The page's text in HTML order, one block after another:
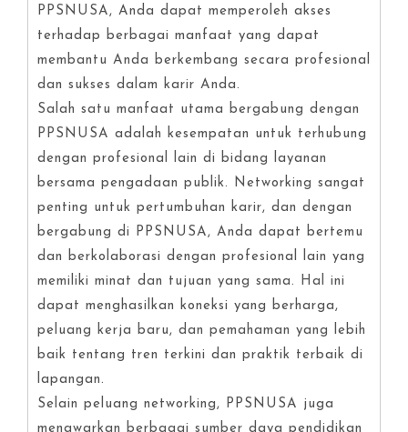
PPSNUSA, Anda dapat memperoleh akses
terhadap berbagai manfaat yang dapat
membantu Anda berkembang secara profesional
dan sukses dalam karir Anda.
Salah satu manfaat utama bergabung dengan
PPSNUSA adalah kesempatan untuk terhubung
dengan profesional lain di bidang layanan
bersama pengadaan publik. Networking sangat
penting untuk pertumbuhan karir, dan dengan
bergabung di PPSNUSA, Anda dapat bertemu
dan berkolaborasi dengan profesional lain yang
memiliki minat dan tujuan yang sama. Hal ini
dapat menghasilkan koneksi yang berharga,
peluang kerja baru, dan pemahaman yang lebih
baik tentang tren terkini dan praktik terbaik di
lapangan.
Selain peluang networking, PPSNUSA juga
menawarkan berbagai sumber daya pendidikan